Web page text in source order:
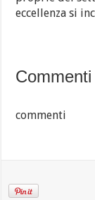
eccellenza si
Commenti
commenti